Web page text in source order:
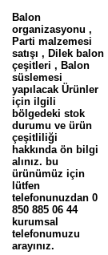
Balon
organizasyonu ,
Parti malzemesi
satışı , Dilek balon
çeşitleri , Balon
süslemesi
yapılacak Ürünler
için ilgili
bölgedeki stok
durumu ve ürün
çeşitliliği
hakkında ön bilgi
alınız. bu
ürünümüz için
lütfen
telefonunuzdan 0
850 885 06 44
kurumsal
telefonumuzu
arayınız.